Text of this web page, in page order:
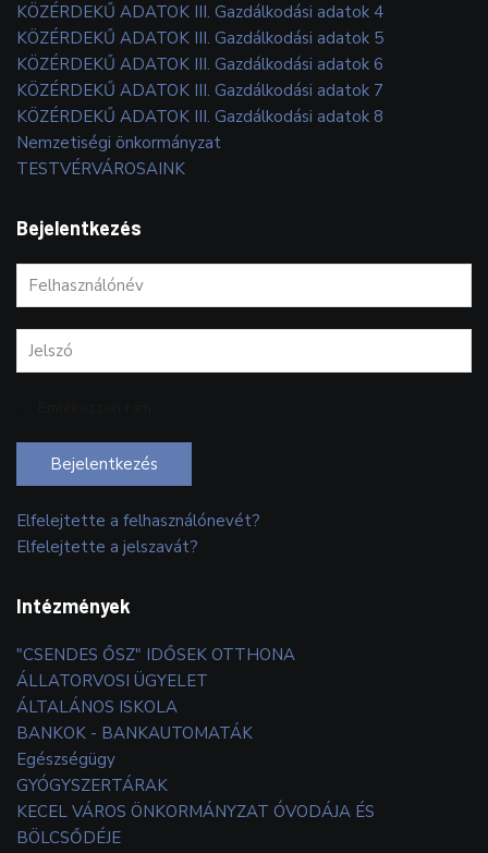
KÖZÉRDEKŰ ADATOK III. Gazdálkodási adatok 4
KÖZÉRDEKŰ ADATOK III. Gazdálkodási adatok 5
KÖZÉRDEKŰ ADATOK III. Gazdálkodási adatok 6
KÖZÉRDEKŰ ADATOK III. Gazdálkodási adatok 7
KÖZÉRDEKŰ ADATOK III. Gazdálkodási adatok 8
Nemzetiségi önkormányzat
TESTVÉRVÁROSAINK
Bejelentkezés
Bejelentkezés
Elfelejtette a felhasználónevét?
Elfelejtette a jelszavát?
Intézmények
"CSENDES ŐSZ" IDŐSEK OTTHONA
ÁLLATORVOSI ÜGYELET
ÁLTALÁNOS ISKOLA
BANKOK - BANKAUTOMATÁK
Egészségügy
GYÓGYSZERTÁRAK
KECEL VÁROS ÖNKORMÁNYZAT ÓVODÁJA ÉS
BÖLCSŐDÉJE